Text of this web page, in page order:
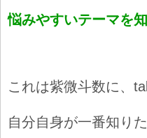
悩みやすいテーマを
これは紫微斗数に、
自分自身が一番知り